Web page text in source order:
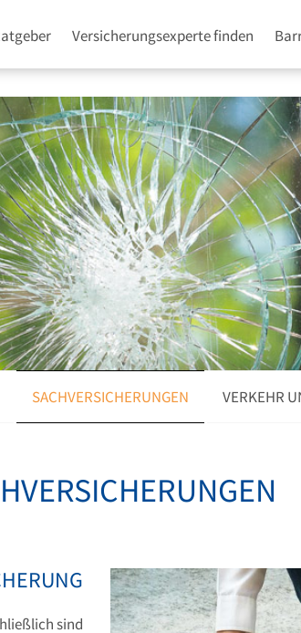
Versicherungsexperte finden
SACHVERSICHERUNGEN VERKEHR
sind